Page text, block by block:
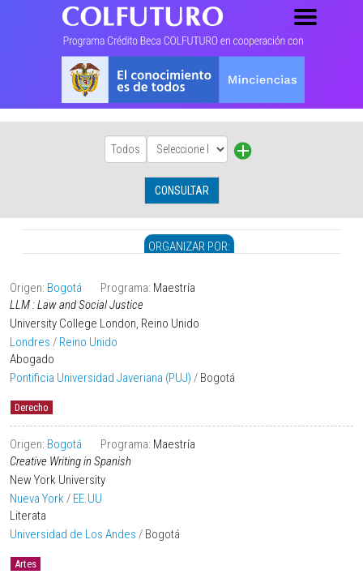
Todos
CONSULTAR
ORGANIZAR POR:
Dto. origen
U. destino
Pregrado
Área de estudio
Convenios
Origen: Bogotá Programa: Maestría
LLM : Law and Social Justice
University College London, Reino Unido
Londres / Reino Unido
Abogado
Pontificia Universidad Javeriana (PUJ) / Bogotá
Derecho
Origen: Bogotá Programa: Maestría
Creative Writing in Spanish
New York University
Nueva York / EE.UU
Literata
Universidad de Los Andes / Bogotá
Artes